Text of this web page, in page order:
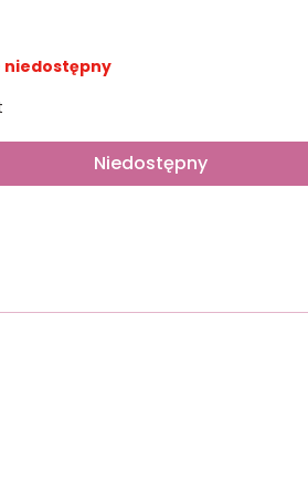
niedostępny
Niedostępny